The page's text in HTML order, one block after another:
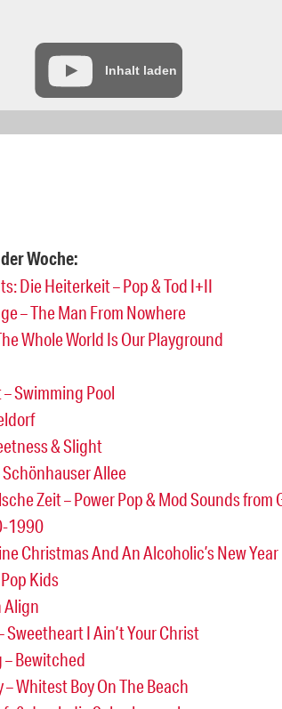
Inhalt laden
Woche:
Die Heiterkeit – Pop & Tod I+II
– The Man From Nowhere
Whole World Is Our Playground
Swimming Pool
& Slight
Schönhauser Allee
Zeit – Power Pop & Mod Sounds from
1990
Christmas And An Alcoholic’s New Year
Kids
Align
Sweetheart I Ain’t Your Christ
Bewitched
Whitest Boy On The Beach